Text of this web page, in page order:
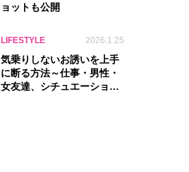
ョットも公開
LIFESTYLE 2026.1.25
気乗りしないお誘いを上手
に断る方法～仕事・男性・
女友達、シチュエーション